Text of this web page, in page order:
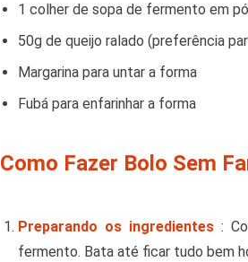
1 colher de sopa de fermento em
50g de queijo ralado (preferência
Margarina para untar a forma
Fubá para enfarinhar a forma
Como Fazer Bolo Sem
Preparando os ingredientes:
fermento. Bata até ficar tudo bem